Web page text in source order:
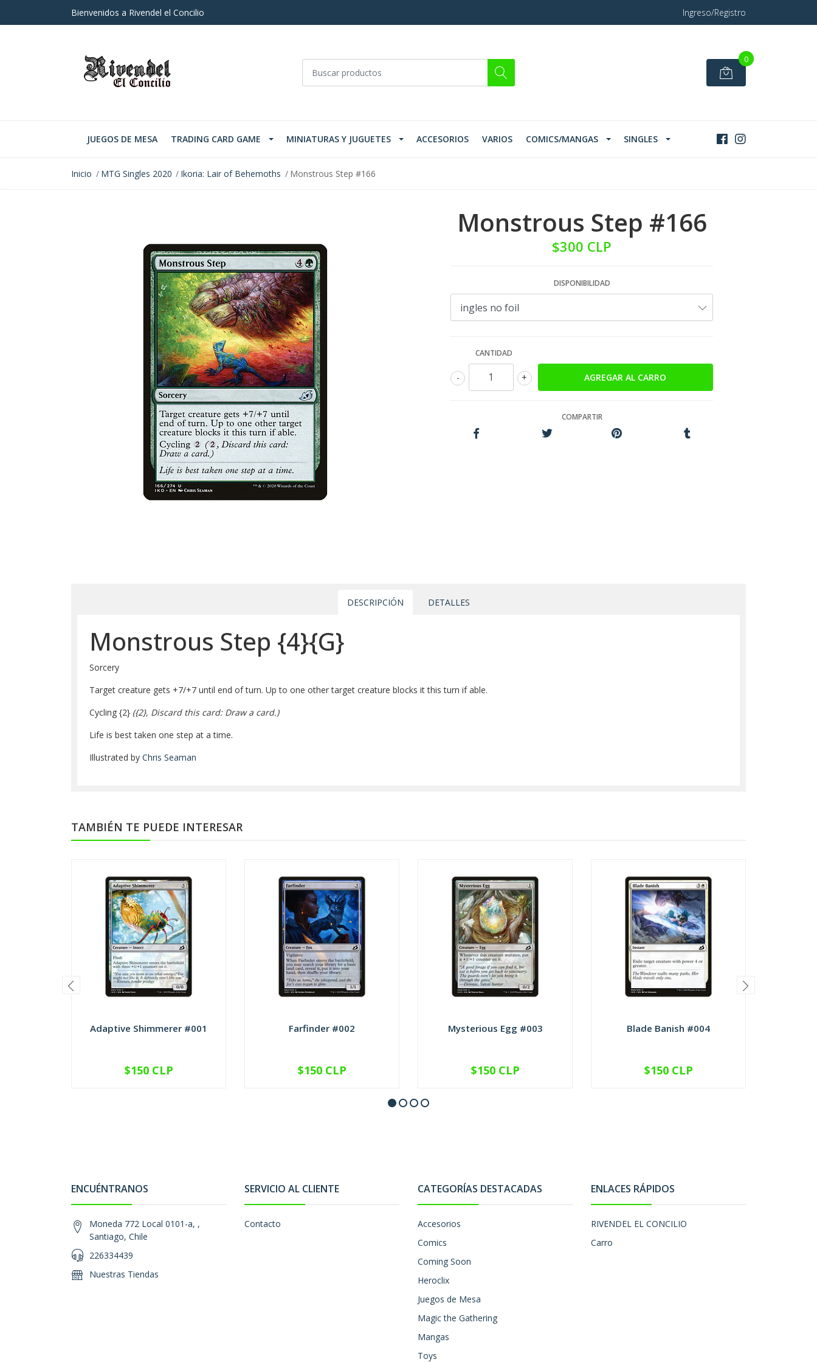
Bienvenidos a Rivendel el Concilio Ingreso/Registro
0
JUEGOS DE MESA TRADING CARD GAME MINIATURAS Y JUGUETES ACCESORIOS VARIOS COMICS/MANGAS SINGLES
Inicio MTG Singles 2020 Ikoria: Lair of Behemoths Monstrous Step #166
Monstrous Step #166
$300 CLP
DISPONIBILIDAD
CANTIDAD
+
-
COMPARTIR
DESCRIPCIÓN DETALLES
Monstrous Step {4}{G}
Sorcery
Target creature gets +7/+7 until end of turn. Up to one other target creature blocks it this turn if able.
Cycling {2} ({2}, Discard this card: Draw a card.)
Life is best taken one step at a time.
Illustrated by Chris Seaman
TAMBIÉN TE PUEDE INTERESAR
Adaptive Shimmerer #001
VER OPCIONES
$150 CLP
Farfinder #002
VER OPCIONES
$150 CLP
Mysterious Egg #003
VER OPCIONES
$150 CLP
Blade Banish #004
VER OPCIONES
$150 CLP
ENCUÉNTRANOS
Moneda 772 Local 0101-a, ,
Santiago, Chile
226334439
Nuestras Tiendas
SERVICIO AL CLIENTE
Contacto
CATEGORÍAS DESTACADAS
Accesorios
Comics
Coming Soon
Heroclix
Juegos de Mesa
Magic the Gathering
Mangas
Toys
ENLACES RÁPIDOS
RIVENDEL EL CONCILIO
Carro